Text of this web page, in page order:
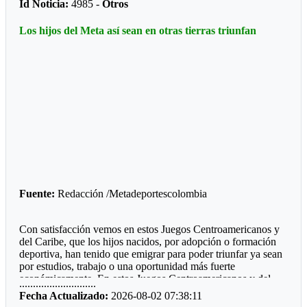
Juvenil femenino: Juan Rozo (Acacias)
Prejuvenil femenino: José María Córdoba (Guamal)
Prejuvenil masculino: Sto Domingo Savio (Acacias)
Juvenil femenino: Campestre Domisiano (Guamal)
Juvenil masculino: Sto Domingo Savio (Acacias)
*Las preocupaciones*
Id Noticia: 4985 -Otros
Los hijos del Meta así sean en otras tierras triunfan
Fuente: Redacción /Metadeportescolombia
Con satisfacción vemos en estos Juegos Centroamericanos y
del Caribe, que los hijos nacidos, por adopción o formación
deportiva, han tenido que emigrar para poder triunfar ya sean
por estudios, trabajo o una oportunidad más fuerte
económicamente. En estos Juegos Centroamericanos y del
Caribe de Santo Domingo, lo estamos viendo:
............................
Fecha Actualizado: 2026-08-02 07:38:11